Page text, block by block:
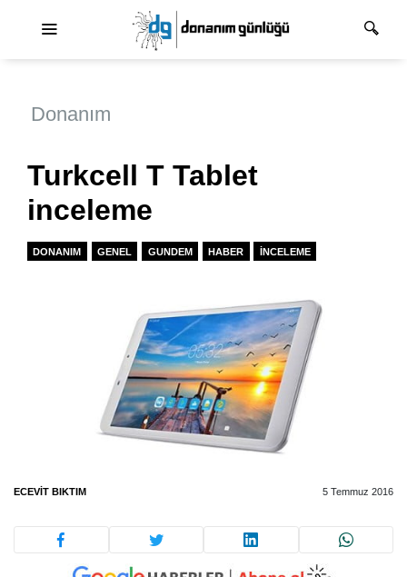
Donanım
Turkcell T Tablet
inceleme
DONANIM GENEL GUNDEM HABER İNCELEME
ECEVIT BIKTIM 5 Temmuz 2016